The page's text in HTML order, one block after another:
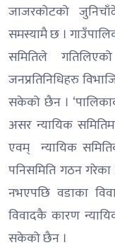
जाजरकोटको
समस्यामै छ ।
समितिले
जनप्रतिनिधिहरु
सकेको छैन ।
असर न्यायिक
एवम् न्यायिक
पनिसमिति गठन गरेका
नभएपछि वडाका
विवादकै कारण
सकेको छैन ।